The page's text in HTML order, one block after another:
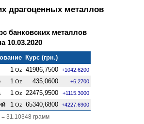
драгоценных металлов
банковских металлов
10.03.2020
Курс (грн.)
1 Oz 41986,7500 +1042.6200
1 Oz 435,0600 +6.2700
1 Oz 22475,9500 +1115.3000
1 Oz 65340,6800 +4227.6900
= 31.10348 грамм